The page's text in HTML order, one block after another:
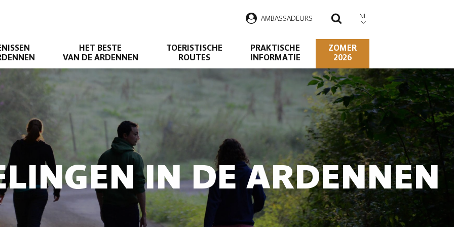
AMBASSADEURS ZOEKEN
NL
HET BESTE
VAN DE ARDENNEN
TOERISTISCHE
ROUTES
PRAKTISCHE
INFORMATIE
ZOMER
2026
IN DE ARDENNEN